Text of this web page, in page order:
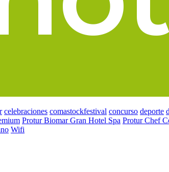
celebraciones comastockfestival concurso deporte
Protur Biomar Gran Hotel Spa Protur Chef
Wifi